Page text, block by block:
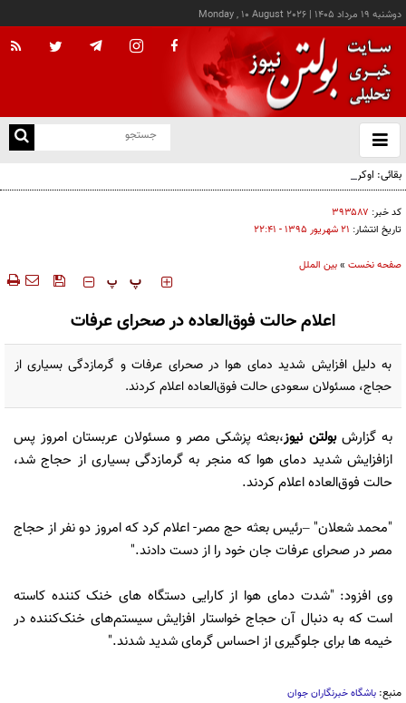
دوشنبه ۱۹ مرداد ۱۴۰۵ |
Monday , 10 August 2026
باز
و
بقائی: اوکراین جبران نکند، جبران می‌کنیم
کد خبر: ۳۹۳۵۸۷
تاریخ انتشار: ۲۱ شهريور ۱۳۹۵ - ۲۲:۴۱
صفحه نخست »بین الملل
‍‍‍ پ پ
اعلام حالت فوق‌العاده در صحرای عرفات
به دلیل افزایش شدید دمای هوا در صحرای عرفات و گرمازدگی بسیاری از
حجاج، مسئولان سعودی حالت فوق‌العاده اعلام کردند.
به گزارشبولتن نیوز،بعثه پزشکی مصر و مسئولان عربستان امروز پس
ازافزایش شدید دمای هوا که منجر به گرمازدگی بسیاری از حجاج شد،
حالت فوق‌العاده اعلام کردند.
"محمد شعلان" –رئیس بعثه حج مصر- اعلام کرد که امروز دو نفر از حجاج
مصر در صحرای عرفات جان خود را از دست دادند."
وی افزود: "شدت دمای هوا از کارایی دستگاه های خنک کننده کاسته
است که به دنبال آن حجاج خواستار افزایش سیستم‌های خنک‌کننده در
خیمه ها برای جلوگیری از احساس گرمای شدید شدند."
منبع: باشگاه خبرنگاران جوان